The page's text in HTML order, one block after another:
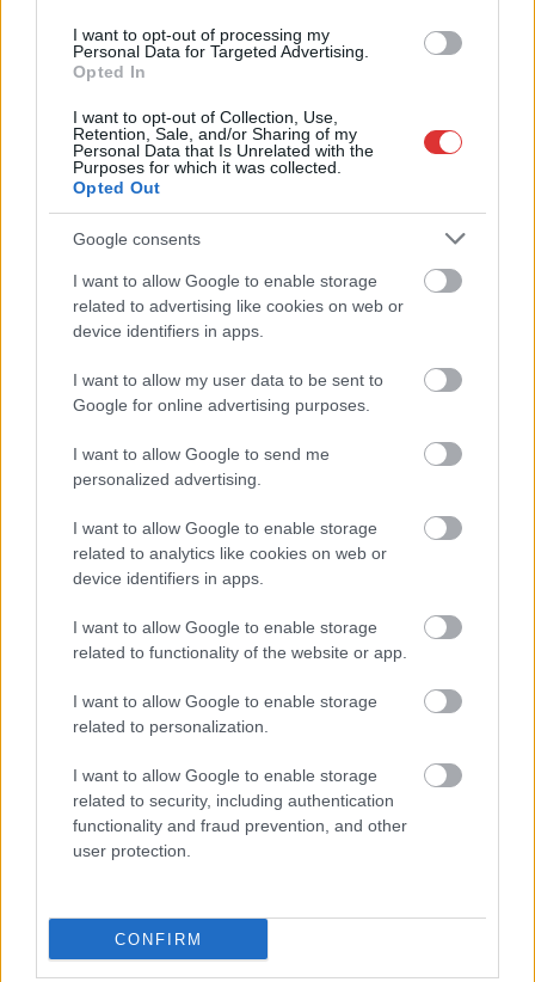
I want to opt-out of processing my
Personal Data for Targeted Advertising.
Opted In
I want to opt-out of Collection, Use,
Retention, Sale, and/or Sharing of my
Personal Data that Is Unrelated with the
Purposes for which it was collected.
Opted Out
Google consents
I want to allow Google to enable storage
related to advertising like cookies on web or
device identifiers in apps.
I want to allow my user data to be sent to
Google for online advertising purposes.
I want to allow Google to send me
personalized advertising.
I want to allow Google to enable storage
related to analytics like cookies on web or
device identifiers in apps.
I want to allow Google to enable storage
related to functionality of the website or app.
I want to allow Google to enable storage
related to personalization.
I want to allow Google to enable storage
related to security, including authentication
functionality and fraud prevention, and other
user protection.
CONFIRM
Magyarország jobban látszik közelről – heti médiaszemle a
Már magasabb szinten is nyomoznak Szijjártó
büntetőügyében, vesztegetés miatt 3 év letöltendőt kaphat és
ez csak az egyik botrány
Problémák egész Jász-Nagykun-Szolnok megyében: egyre
Szolnokon egy kulcsfontosságú körforgalmat részlegesen
lezárnak a napokban, a közlekedés az átlagost is meghaladó
Elromlott a biztosítóberendezés a ceglédi vasútvonalon,
kimaradás is előfordult
Országos ellenőrzés indult a hazai akkumulátoripari
üzemekben
kiskereskedelemben
Györfi Mihály több tucat vállalkozással egyeztetett a
kerékpárgyár dolgozóinak megsegítéséről
rekord is megdőlt
Egy telefonhívást akart, végül rendőrök vitték el a mezőtúri
a közoktatásban – például az iskolaigazgatók visszakapják
munkáltatói jogaikat